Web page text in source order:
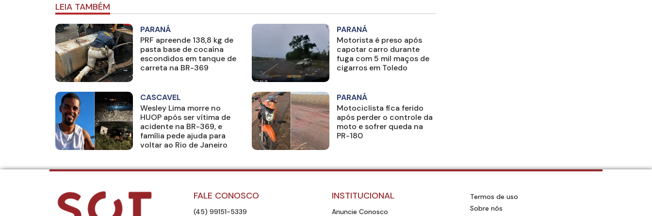
LEIA TAMBÉM
PARANÁ
PRF apreende 138,8 kg de
pasta base de cocaína
escondidos em tanque de
carreta na BR-369
PARANÁ
Motorista é preso após
capotar carro durante
fuga com 5 mil maços de
cigarros em Toledo
CASCAVEL
Wesley Lima morre no
HUOP após ser vítima de
acidente na BR-369, e
família pede ajuda para
voltar ao Rio de Janeiro
PARANÁ
Motociclista fica ferido
após perder o controle da
moto e sofrer queda na
PR-180
FALE CONOSCO
(45) 99151-5339
INSTITUCIONAL
Anuncie Conosco
Termos de uso
Sobre nós